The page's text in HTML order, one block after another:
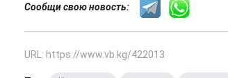
Сообщи свою новость:
URL: https://www.vb.kg/422013